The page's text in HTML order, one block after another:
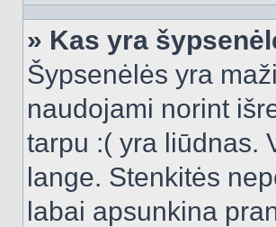
» Kas yra
Šypsenėlės yra
naudojami norint
tarpu :( yra liūdnas.
lange. Stenkitės
labai apsunkina